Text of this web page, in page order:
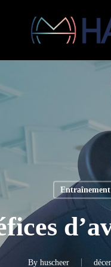
Entraînement
By huscheer